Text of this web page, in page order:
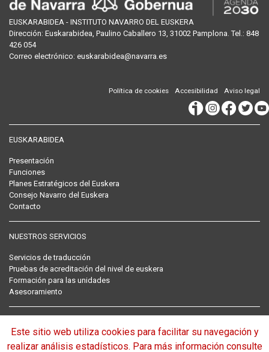
EUSKARABIDEA - INSTITUTO NAVARRO DEL EUSKERA
Dirección: Euskarabidea, Paulino Caballero 13, 31002 Pamplona. Tel.: 848
426 054
Correo electrónico: euskarabidea@navarra.es
Aviso legal
Accesibilidad
Política de cookies
EUSKARABIDEA
Presentación
Funciones
Planes Estratégicos del Euskera
Consejo Navarro del Euskera
Contacto
NUESTROS SERVICIOS
Servicios de traducción
Pruebas de acreditación del nivel de euskera
Formación para las unidades
Asesoramiento
Normativa
Este sitio web utiliza cookies para facilitar su navegación y
realizar análisis estadísticos. Para más información consulte